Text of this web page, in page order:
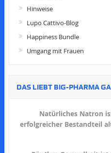
Hinweise
Lupo Cattivo-Blog
Happiness Bundle
Umgang mit Frauen
DAS LIEBT BIG-PHARMA
Natürliches Natron
erfolgreicher Bestandteil